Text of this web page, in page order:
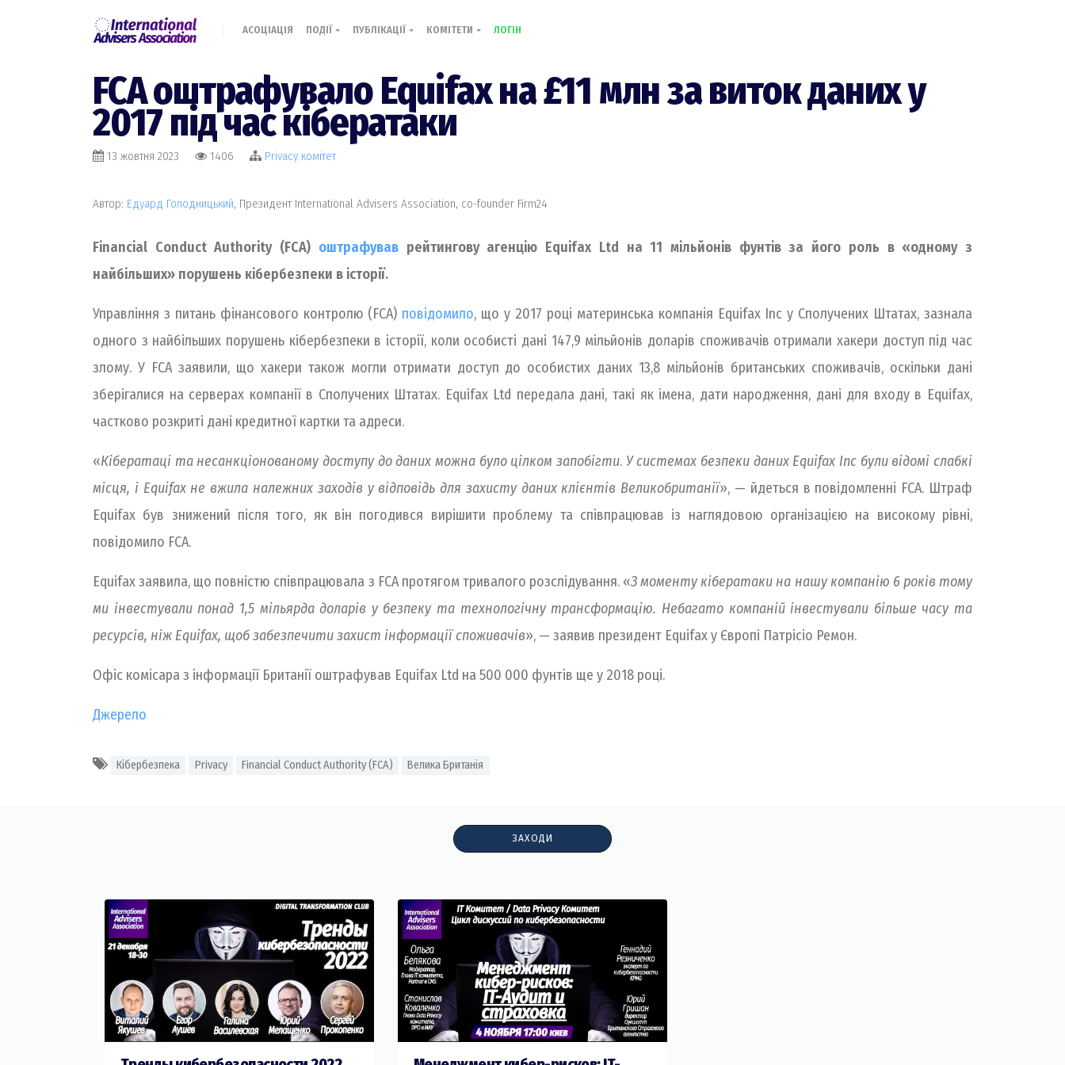
АСОЦІАЦІЯ ПОДІЇ ПУБЛІКАЦІЇ КОМІТЕТИ ЛОГІН
FCA оштрафувало Equifax на £11 млн за виток даних у
2017 під час кібератаки
13 жовтня 2023 1406 Privacy комiтет
Автор: Едуард Голодницький, Президент International Advisers Association, co-founder Firm24
Financial Conduct Authority (FCA) оштрафуваврейтингову агенцію Equifax Ltd на 11 мільйонів фунтів за його роль в «одному з
найбільших» порушень кібербезпеки в історії.
Управління з питань фінансового контролю (FCA) повідомило, що у 2017 році материнська компанія Equifax Inc у Сполучених Штатах, зазнала
одного з найбільших порушень кібербезпеки в історії, коли особисті дані 147,9 мільйонів доларів споживачів отримали хакери доступ під час
злому. У FCA заявили, що хакери також могли отримати доступ до особистих даних 13,8 мільйонів британських споживачів, оскільки дані
зберігалися на серверах компанії в Сполучених Штатах. Equifax Ltd передала дані, такі як імена, дати народження, дані для входу в Equifax,
частково розкриті дані кредитної картки та адреси.
«Кібератаці та несанкціонованому доступу до даних можна було цілком запобігти. У системах безпеки даних Equifax Inc були відомі слабкі
місця, і Equifax не вжила належних заходів у відповідь для захисту даних клієнтів Великобританії», — йдеться в повідомленні FCA. Штраф
Equifax був знижений після того, як він погодився вирішити проблему та співпрацював із наглядовою організацією на високому рівні,
повідомило FCA.
Equifax заявила, що повністю співпрацювала з FCA протягом тривалого розслідування. «З моменту кібератаки на нашу компанію 6 років тому
ми інвестували понад 1,5 мільярда доларів у безпеку та технологічну трансформацію. Небагато компаній інвестували більше часу та
ресурсів, ніж Equifax, щоб забезпечити захист інформації споживачів», — заявив президент Equifax у Європі Патрісіо Ремон.
Офіс комісара з інформації Британії оштрафував Equifax Ltd на 500 000 фунтів ще у 2018 році.
Джерело
Кібербезпека Privacy Financial Conduct Authority (FCA) Велика Британія
ЗАХОДИ